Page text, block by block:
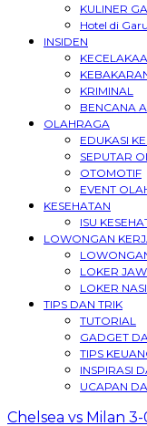
KULINER
Hotel di
INSIDEN
KRIMINAL
BENCANA
OLAHRAGA
EDUKASI
SEPUTAR
OTOMOTIF
EVENT
KESEHATAN
ISU
LOWONGAN
LOKER
LOKER
TIPS DAN TRIK
TUTORIAL
GADGET
TIPS
INSPIRASI
UCAPAN
Chelsea vs Milan